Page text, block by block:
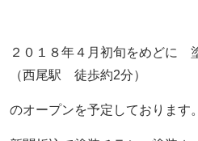
２０１８年４月初旬をめどに
（西尾駅 徒歩約2分）
のオープンを予定しております。